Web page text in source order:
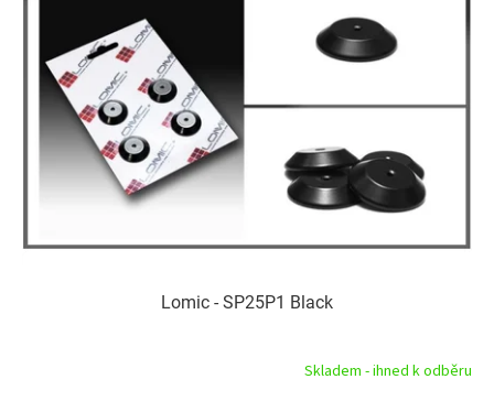
Lomic - SP25P1 Black
Skladem - ihned k odběru